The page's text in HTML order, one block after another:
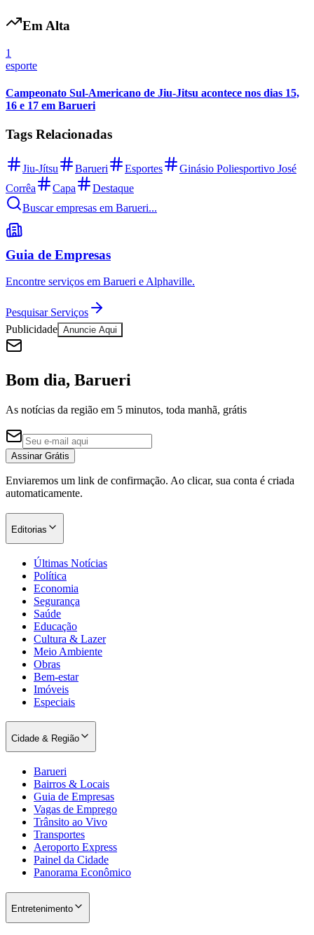
Corinthians
Palmeiras
São Paulo
Em Alta
1
esporte
Campeonato Sul-Americano de Jiu-Jitsu acontece nos dias 15,
16 e 17 em Barueri
Tags Relacionadas
Jiu-Jítsu Barueri Esportes
Ginásio Poliesportivo José
Corrêa
Capa
Destaque
Buscar empresas em Barueri...
Guia de Empresas
Encontre serviços em Barueri e Alphaville.
Pesquisar Serviços
Publicidade Anuncie Aqui
Bom dia, Barueri
As notícias da região em 5 minutos, toda manhã, grátis
Assinar Grátis
Enviaremos um link de confirmação. Ao clicar, sua conta é criada
automaticamente.
Editorias
Últimas Notícias
Política
Economia
Segurança
Saúde
Educação
Cultura & Lazer
Meio Ambiente
Obras
Bem-estar
Imóveis
Especiais
Cidade & Região
Barueri
Bairros & Locais
Guia de Empresas
Vagas de Emprego
Trânsito ao Vivo
Transportes
Aeroporto Express
Painel da Cidade
Panorama Econômico
Entretenimento